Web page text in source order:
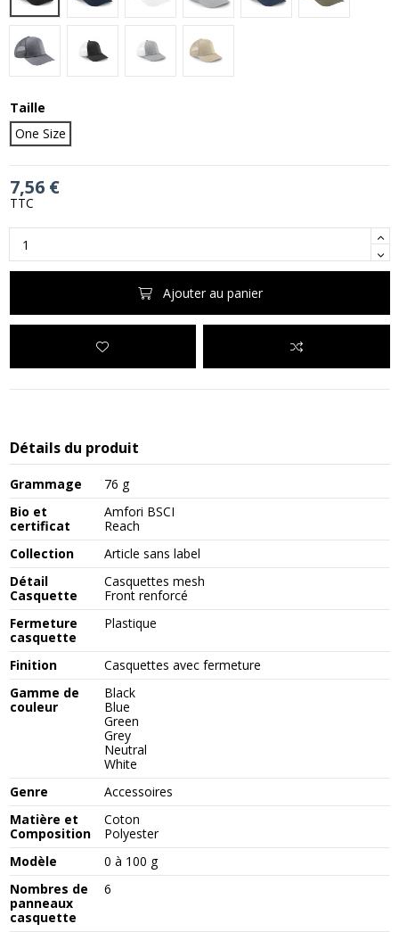
Graphite GreyBLACK / WHITELIGHT GREY / WHITE
Warm Sand
Taille
One Size
7,56 €
TTC
Ajouter au panier
Détails du produit
Grammage
76 g
Bio et
certificat
Amfori BSCI
Reach
Collection
Article sans label
Détail
Casquette
Casquettes mesh
Front renforcé
Fermeture
casquette
Plastique
Finition
Casquettes avec fermeture
Gamme de
couleur
Black
Blue
Green
Grey
Neutral
White
Genre
Accessoires
Matière et
Composition
Coton
Polyester
Modèle
0 à 100 g
Nombres de
panneaux
casquette
6